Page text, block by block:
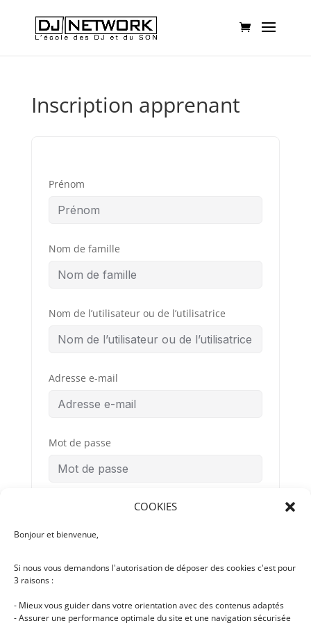
COOKIES
Bonjour et bienvenue,
Si nous vous demandons l'autorisation de déposer des cookies c'est pour
3 raisons :
- Mieux vous guider dans votre orientation avec des contenus adaptés
- Assurer une performance optimale du site et une navigation sécurisée
Inscription apprenant
Prénom
Nom de famille
Nom de l’utilisateur ou de l’utilisatrice
Adresse e-mail
Mot de passe
Confirmation du mot de passe
Conditions
d’Utilisation